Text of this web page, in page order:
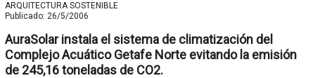
ARQUITECTURA SOSTENIBLE
Publicado: 26/5/2006
AuraSolar instala el sistema de climatización del
Complejo Acuático Getafe Norte evitando la emisión
de 245,16 toneladas de CO2.